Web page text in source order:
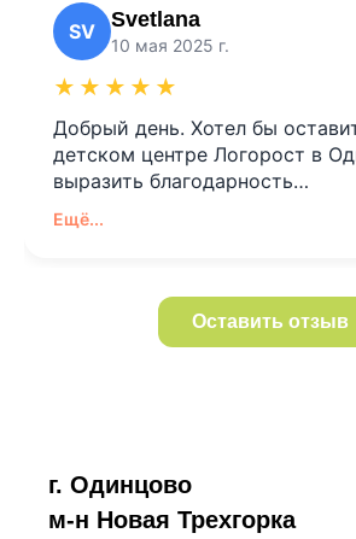
SV Svetlana
10 мая 2025 г.
★★★★★
Добрый день. Хотел бы
детском центре Логорост в
выразить благодарность…
Ещё...
Оставить отзыв
г. Одинцово
м-н Новая Трехгорка